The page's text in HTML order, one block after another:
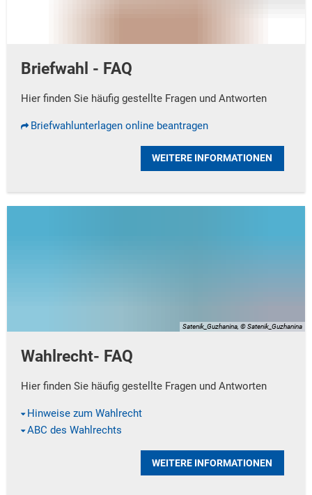
Briefwahl - FAQ
Hier finden Sie häufig gestellte Fragen und Antworten
Briefwahlunterlagen online beantragen
WEITERE INFORMATIONEN
Satenik_Guzhanina, © Satenik_Guzhanina
Wahlrecht- FAQ
Hier finden Sie häufig gestellte Fragen und Antworten
Hinweise zum Wahlrecht
ABC des Wahlrechts
WEITERE INFORMATIONEN